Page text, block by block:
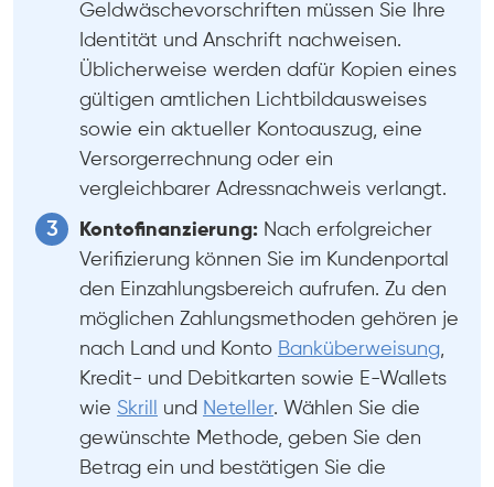
Geldwäschevorschriften müssen Sie Ihre
Identität und Anschrift nachweisen.
Üblicherweise werden dafür Kopien eines
gültigen amtlichen Lichtbildausweises
sowie ein aktueller Kontoauszug, eine
Versorgerrechnung oder ein
vergleichbarer Adressnachweis verlangt.
Kontofinanzierung: Nach erfolgreicher
Verifizierung können Sie im Kundenportal
den Einzahlungsbereich aufrufen. Zu den
möglichen Zahlungsmethoden gehören je
nach Land und Konto Banküberweisung,
Kredit- und Debitkarten sowie E-Wallets
wie Skrill und Neteller. Wählen Sie die
gewünschte Methode, geben Sie den
Betrag ein und bestätigen Sie die